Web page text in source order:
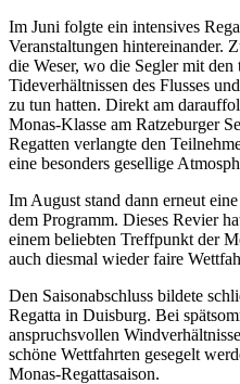
Im Juni folgte ein intensives
Veranstaltungen hintereinander.
die Weser, wo die Segler mit
Tideverhältnissen des Flusses
zu tun hatten. Direkt am
Monas-Klasse am Ratzeburger
Regatten verlangte den
eine besonders gesellige
Im August stand dann erneut
dem Programm. Dieses Revier
einem beliebten Treffpunkt der
auch diesmal wieder faire
Den Saisonabschluss bildete
Regatta in Duisburg. Bei
anspruchsvollen
schöne Wettfahrten gesegelt
Monas-Regattasaison.